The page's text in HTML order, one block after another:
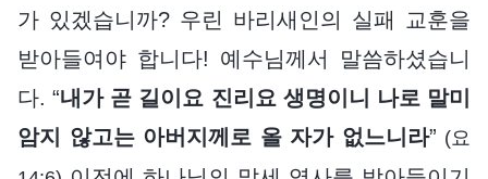
가 있겠습니까? 우린 바리새인의 실패 교훈을
받아들여야 합니다! 예수님께서 말씀하셨습니
다. “내가 곧 길이요 진리요 생명이니 나로 말미
암지 않고는 아버지께로 올 자가 없느니라” (요